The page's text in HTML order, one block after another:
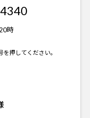
時
押してください。